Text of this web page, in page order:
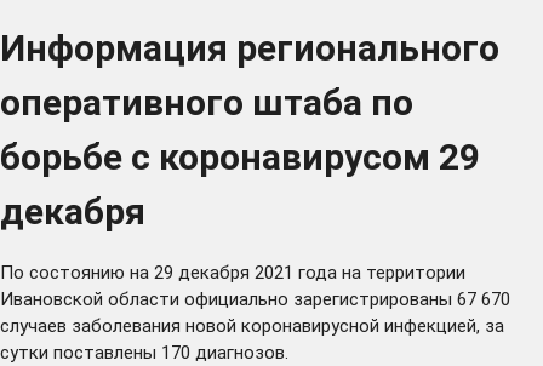
Информация регионального
оперативного штаба по
борьбе с коронавирусом 29
декабря
По состоянию на 29 декабря 2021 года на территории
Ивановской области официально зарегистрированы 67 670
случаев заболевания новой коронавирусной инфекцией, за
сутки поставлены 170 диагнозов.